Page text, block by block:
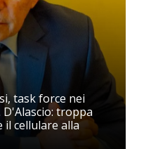
task force nei
troppa
il cellulare alla